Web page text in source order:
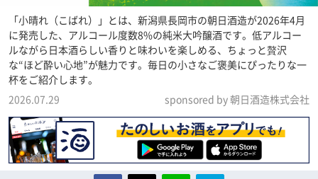
「小晴れ（こばれ）」とは、新潟県長岡市の朝日酒造が2026年4月
に発売した、アルコール度数8%の純米大吟醸酒です。低アルコー
ルながら日本酒らしい香りと味わいを楽しめる、ちょっと贅沢
な“ほど酔い心地”が魅力です。毎日の小さなご褒美にぴったりな一
杯をご紹介します。
2026.07.29
sponsored by 朝日酒造株式会社